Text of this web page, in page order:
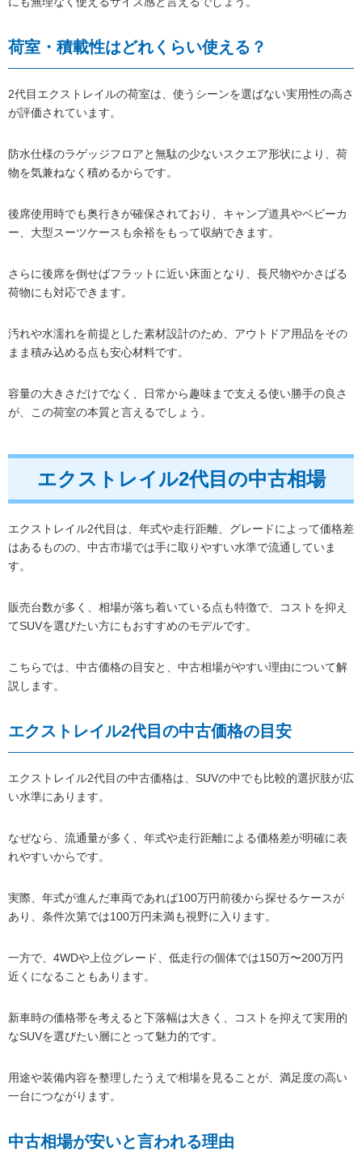
荷室・積載性はどれくらい使える？
2代目エクストレイルの荷室は、使うシーンを選ばない実用性の高さ
が評価されています。
防水仕様のラゲッジフロアと無駄の少ないスクエア形状により、荷
物を気兼ねなく積めるからです。
後席使用時でも奥行きが確保されており、キャンプ道具やベビーカ
ー、大型スーツケースも余裕をもって収納できます。
さらに後席を倒せばフラットに近い床面となり、長尺物やかさばる
荷物にも対応できます。
汚れや水濡れを前提とした素材設計のため、アウトドア用品をその
まま積み込める点も安心材料です。
容量の大きさだけでなく、日常から趣味まで支える使い勝手の良さ
が、この荷室の本質と言えるでしょう。
エクストレイル2代目の中古相場
エクストレイル2代目は、年式や走行距離、グレードによって価格差
はあるものの、中古市場では手に取りやすい水準で流通していま
す。
販売台数が多く、相場が落ち着いている点も特徴で、コストを抑え
てSUVを選びたい方にもおすすめのモデルです。
こちらでは、中古価格の目安と、中古相場がやすい理由について解
説します。
エクストレイル2代目の中古価格の目安
エクストレイル2代目の中古価格は、SUVの中でも比較的選択肢が広
い水準にあります。
なぜなら、流通量が多く、年式や走行距離による価格差が明確に表
れやすいからです。
実際、年式が進んだ車両であれば100万円前後から探せるケースが
あり、条件次第では100万円未満も視野に入ります。
一方で、4WDや上位グレード、低走行の個体では150万〜200万円
近くになることもあります。
新車時の価格帯を考えると下落幅は大きく、コストを抑えて実用的
なSUVを選びたい層にとって魅力的です。
用途や装備内容を整理したうえで相場を見ることが、満足度の高い
一台につながります。
中古相場が安いと言われる理由